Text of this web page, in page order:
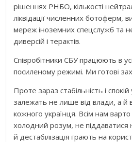
рішеннях РНБО, кількості
ліквідації численних ботоферм,
мереж іноземних спецслужб та
диверсій і терактів.
Співробітники СБУ працюють в
посиленому режимі. Ми готові
Проте зараз стабільність і спокій
залежать не лише від влади, а й
кожного українця. Всім нам варто
холодний розум, не піддаватися
й дестабілізація грають на